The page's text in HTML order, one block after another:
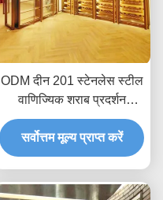
ODM दीन 201 स्टेनलेस स्टील
वाणिज्यिक शराब प्रदर्शन
अलमारियाँ कूलर फ्रिज
सर्वोत्तम मूल्य प्राप्त करें